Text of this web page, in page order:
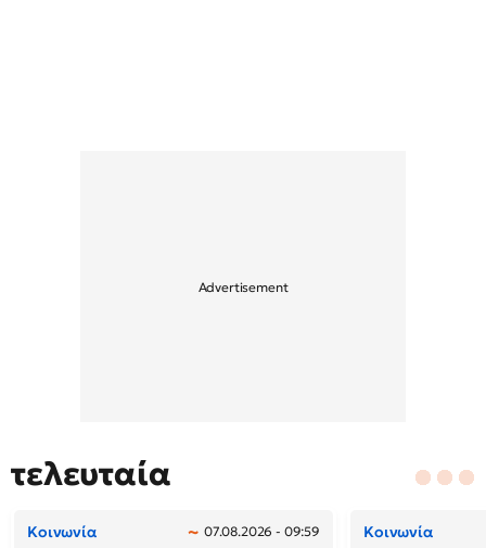
τελευταία
Κοινωνία 07.08.2026 - 09:59 Κοινωνία